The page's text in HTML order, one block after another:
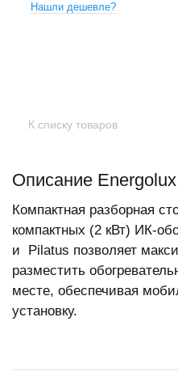
Нашли дешевле?
К списку товаров
Описание
Компактная разборная
компактных (2 кВт) ИК-
и Pilatus позволяет
разместить
месте, обеспечивая
установку.